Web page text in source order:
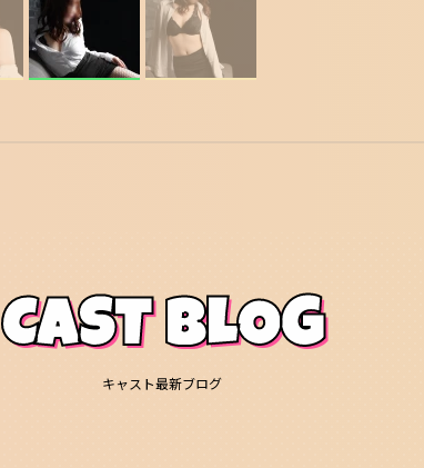
CAST BLOG
キャスト最新ブログ